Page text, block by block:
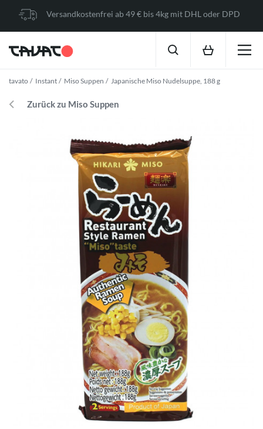
Versandkostenfrei ab 49 € bis 4kg mit DHL oder DPD
tavato Instant Miso Suppen Japanische Miso Nudelsuppe, 188 g
Zurück zu Miso Suppen